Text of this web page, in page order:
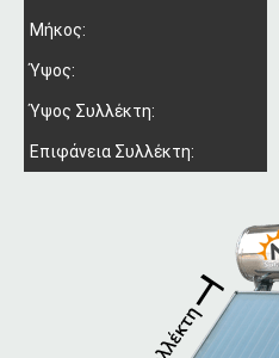
Μήκος:
Ύψος:
Ύψος Συλλέκτη:
Επιφάνεια Συλλέκτη: